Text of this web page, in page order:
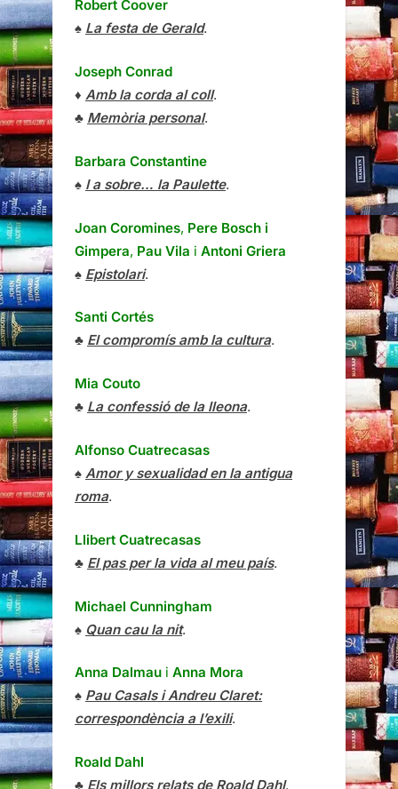
Robert Coover
♠ La festa de Gerald.
Joseph Conrad
♦ Amb la corda al coll.
♣ Memòria personal.
Barbara Constantine
♠ I a sobre… la Paulette.
Joan Coromines, Pere Bosch i
Gimpera, Pau Vila i Antoni Griera
♠ Epistolari.
Santi Cortés
♣ El compromís amb la cultura.
Mia Couto
♣ La confessió de la lleona.
Alfonso Cuatrecasas
♠ Amor y sexualidad en la antigua
roma.
Llibert Cuatrecasas
♣ El pas per la vida al meu país.
Michael Cunningham
♠ Quan cau la nit.
Anna Dalmau i Anna Mora
♠ Pau Casals i Andreu Claret:
correspondència a l’exili.
Roald Dahl
♣ Els millors relats de Roald Dahl.